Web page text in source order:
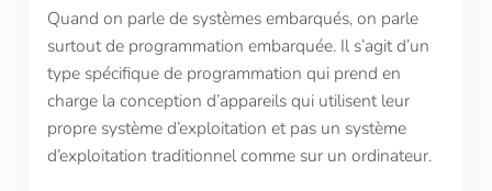
Quand on parle de systèmes embarqués, on parle
surtout de programmation embarquée. Il s’agit d’un
type spécifique de programmation qui prend en
charge la conception d’appareils qui utilisent leur
propre système d’exploitation et pas un système
d’exploitation traditionnel comme sur un ordinateur.